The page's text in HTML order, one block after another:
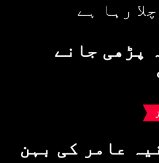
رہا ہے
پڑھی جانے
عامر کی بہن